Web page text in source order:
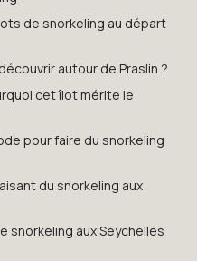
de snorkeling au départ
autour de Praslin ?
cet îlot mérite le
pour faire du snorkeling
du snorkeling aux
snorkeling aux Seychelles